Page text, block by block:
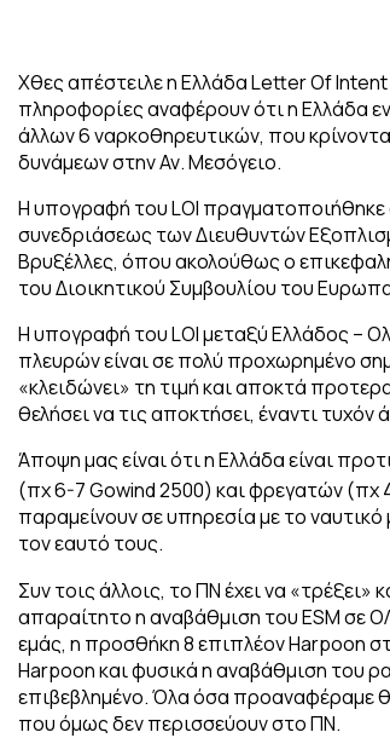
Χθες απέστειλε η Ελλάδα Letter Of Intent
πληροφορίες αναφέρουν ότι η Ελλάδα
άλλων 6 ναρκοθηρευτικών, που
δυνάμεων στην Αν. Μεσόγειο.
Η υπογραφή του LOI πραγματοποιήθηκε
συνεδριάσεως των Διευθυντών
Βρυξέλλες, όπου ακολούθως ο
του Διοικητικού Συμβουλίου του
Η υπογραφή του LOI μεταξύ Ελλάδος –
πλευρών είναι σε πολύ προχωρημένο
«κλειδώνει» τη τιμή και αποκτά
θελήσει να τις αποκτήσει, έναντι
Άποψη μας είναι ότι η Ελλάδα είναι
(πχ 6-7 Gowind 2500) και φρεγατών (πχ
παραμείνουν σε υπηρεσία με το
τον εαυτό τους.
Συν τοις άλλοις, το ΠΝ έχει να
απαραίτητο η αναβάθμιση του ESM σε
εμάς, η προσθήκη 8 επιπλέον Harpoon
Harpoon και φυσικά η αναβάθμιση του
επιβεβλημένο. Όλα όσα προαναφέραμε
που όμως δεν περισσεύουν στο ΠΝ.